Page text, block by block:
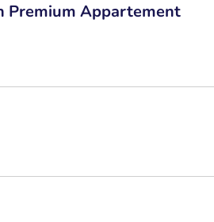
Premium Appartement